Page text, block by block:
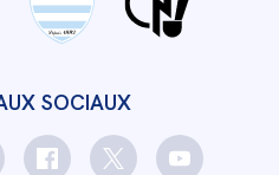
SOCIAUX